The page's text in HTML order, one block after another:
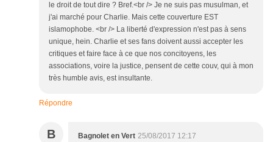
le droit de tout dire ? Bref.<br /> Je ne suis pas musulman, et
j'ai marché pour Charlie. Mais cette couverture EST
islamophobe. <br /> La liberté d'expression n'est pas à sens
unique, hein. Charlie et ses fans doivent aussi accepter les
critiques et faire face à ce que nos concitoyens, les
associations, voire la justice, pensent de cette couv, qui à mon
très humble avis, est insultante.
Répondre
B Bagnolet en Vert 25/08/2017 12:17